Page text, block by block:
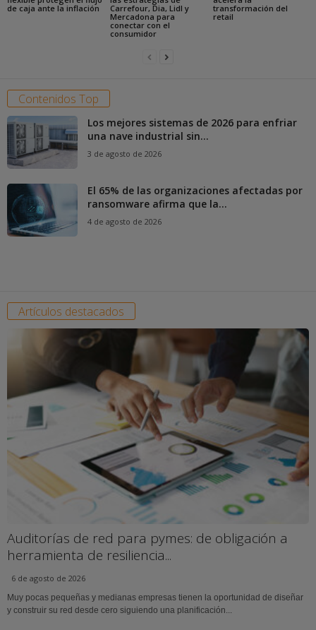
de caja ante la inflación
Carrefour, Dia, Lidl y
Mercadona para
conectar con el
consumidor
transformación del
retail
Contenidos Top
Los mejores sistemas de 2026 para enfriar
una nave industrial sin...
3 de agosto de 2026
El 65% de las organizaciones afectadas por
ransomware afirma que la...
4 de agosto de 2026
Artículos destacados
Auditorías de red para pymes: de obligación a
herramienta de resiliencia...
6 de agosto de 2026
Muy pocas pequeñas y medianas empresas tienen la oportunidad de diseñar
y construir su red desde cero siguiendo una planificación...